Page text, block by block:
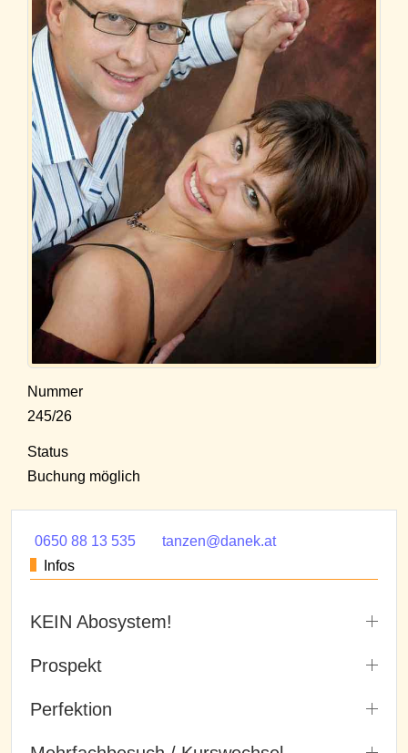
Nummer
245/26
Status
Buchung möglich
0650 88 13 535
tanzen@danek.at
Infos
KEIN Abosystem!
Prospekt
Perfektion